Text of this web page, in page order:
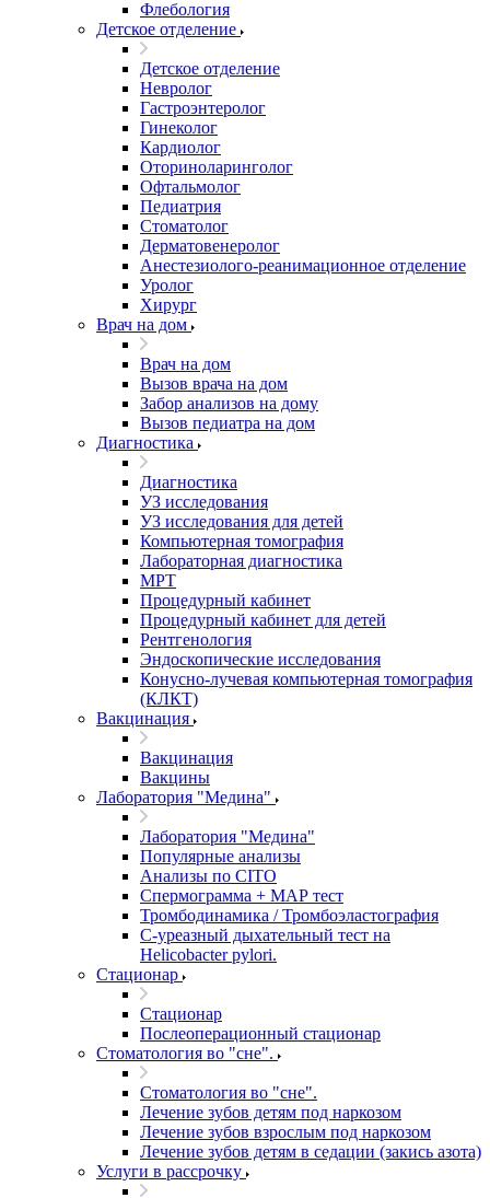
Флебология
Детское отделение
Детское отделение
Невролог
Гастроэнтеролог
Гинеколог
Кардиолог
Оториноларинголог
Офтальмолог
Педиатрия
Стоматолог
Дерматовенеролог
Анестезиолого-реанимационное отделение
Уролог
Хирург
Врач на дом
Врач на дом
Вызов врача на дом
Забор анализов на дому
Вызов педиатра на дом
Диагностика
Диагностика
УЗ исследования
УЗ исследования для детей
Компьютерная томография
Лабораторная диагностика
МРТ
Процедурный кабинет
Процедурный кабинет для детей
Рентгенология
Эндоскопические исследования
Конусно-лучевая компьютерная томография
(КЛКТ)
Вакцинация
Вакцинация
Вакцины
Лаборатория "Медина"
Лаборатория "Медина"
Популярные анализы
Анализы по CITO
Спермограмма + МАР тест
Тромбодинамика / Тромбоэластография
С-уреазный дыхательный тест на
Helicobacter pylori.
Стационар
Стационар
Послеоперационный стационар
Стоматология во "сне".
Стоматология во "сне".
Лечение зубов детям под наркозом
Лечение зубов взрослым под наркозом
Лечение зубов детям в седации (закись азота)
Услуги в рассрочку